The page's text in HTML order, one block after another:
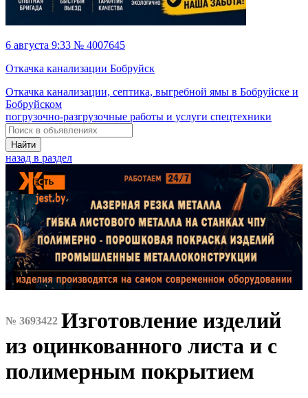
6 августа 9:33 № 4007645
Откачка канализации Бобруйск
Откачка канализации, септика, выгребной ямы в Бобруйске и
Бобруйском
погрузочно-разгрузочные работы и услуги спецтехники
Найти
назад в раздел
№ 3693422 Изготовление изделий
из оцинкованного листа и с
полимерным покрытием